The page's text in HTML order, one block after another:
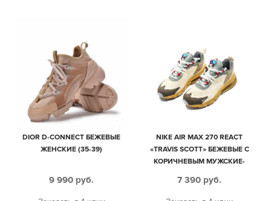
DIOR D-CONNECT БЕЖЕВЫЕ
ЖЕНСКИЕ (35-39)
9 990 руб.
NIKE AIR MAX 270 REACT
«TRAVIS SCOTT» БЕЖЕВЫЕ С
КОРИЧНЕВЫМ МУЖСКИЕ-
7 390 руб.